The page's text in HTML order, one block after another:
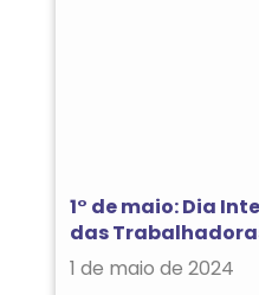
1° de maio: Dia
das
1 de maio de 2024